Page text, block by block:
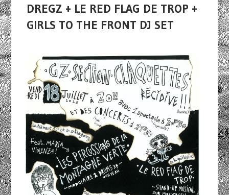
DREGZ + LE RED FLAG DE TROP +
GIRLS TO THE FRONT DJ SET